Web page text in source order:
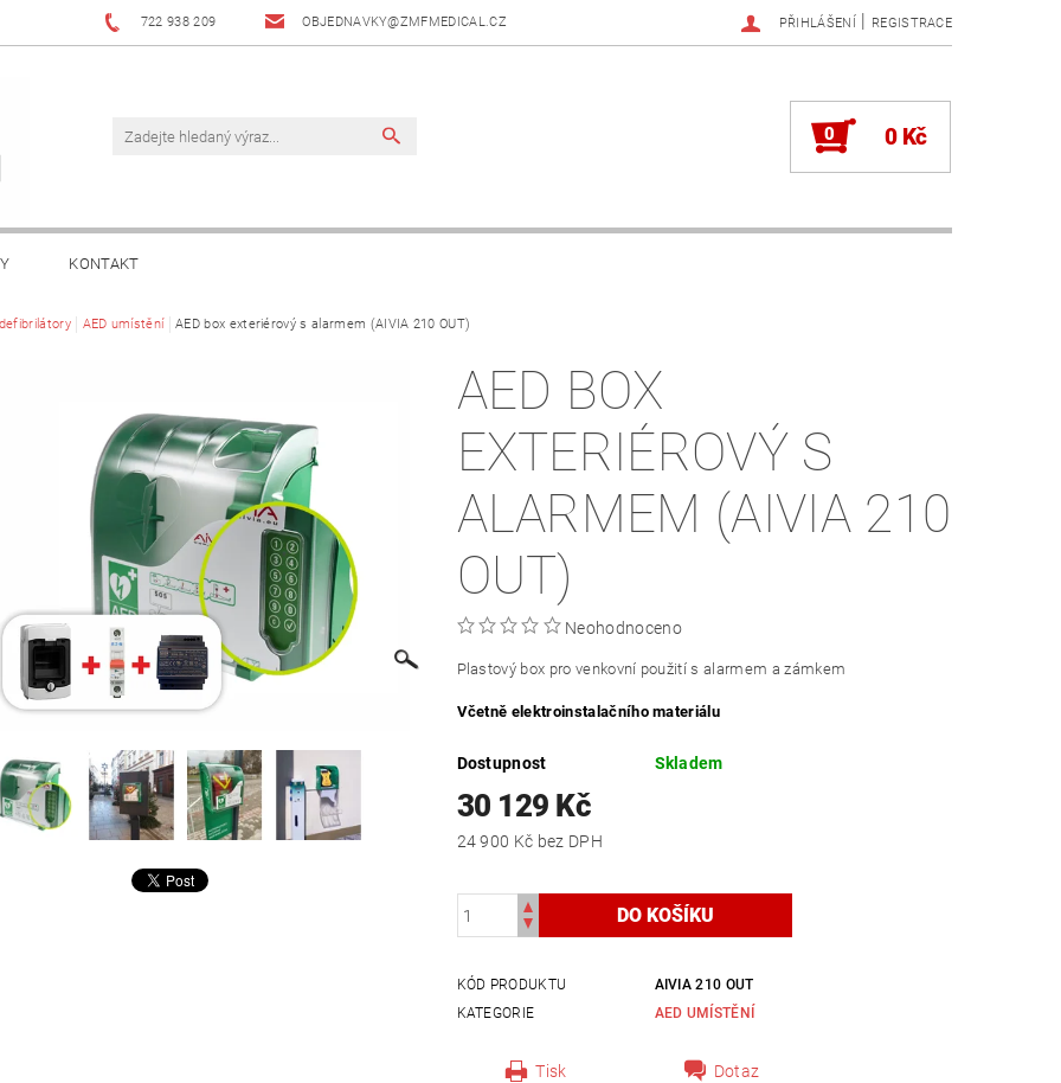
722 938 209 OBJEDNAVKY@ZMFMEDICAL.CZ PŘIHLÁŠENÍ | REGISTRACE
0 0 Kč
KONTAKT
AED umístění AED box exteriérový s alarmem (AIVIA 210 OUT)
AED BOX
EXTERIÉROVÝ S
ALARMEM (AIVIA 210
OUT)
Neohodnoceno
Plastový box pro venkovní použití s alarmem a zámkem
Včetně elektroinstalačního materiálu
Dostupnost Skladem
30 129 Kč
24 900 Kč bez DPH
KÓD PRODUKTU
AIVIA 210 OUT
KATEGORIE
AED UMÍSTĚNÍ
Tisk Dotaz